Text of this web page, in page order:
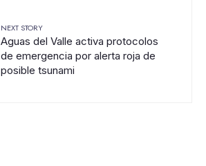
NEXT STORY
Aguas del Valle activa protocolos
de emergencia por alerta roja de
posible tsunami